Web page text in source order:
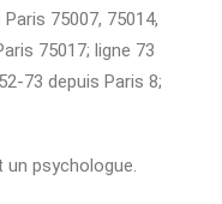
75007, 75014,
75017; ligne 73
73 depuis Paris 8;
un psychologue.